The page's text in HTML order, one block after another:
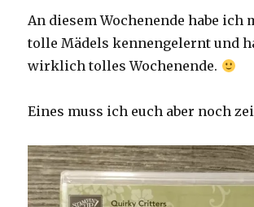
An diesem Wochenende habe ich
tolle Mädels kennengelernt und
wirklich tolles Wochenende.
Eines muss ich euch aber noch